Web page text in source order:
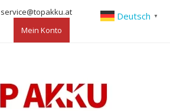
service@topakku.at
Mein Konto
Deutsch ▼